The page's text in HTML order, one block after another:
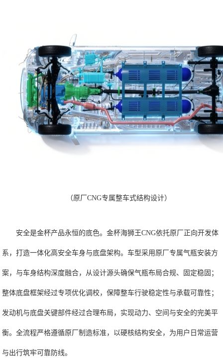
（原厂CNG专属整车式结构设计）
安全是金杯产品永恒的底色。金杯海狮王CNG依托原厂正向开发体
系，打造一体化高安全车身与底盘架构。车型采用原厂专属气瓶安装方
案，与车身结构深度融合，从设计源头确保气瓶布局合规、固定稳固；
整体底盘框架经过专项优化调校，保障整车行驶稳定性与承载可靠性；
发动机与底盘关键部件经过合理布局，实现动力、空间与安全的完美平
衡。全流程严格遵循原厂制造标准，以硬核结构安全，为用户日常运营
与出行筑牢可靠防线。